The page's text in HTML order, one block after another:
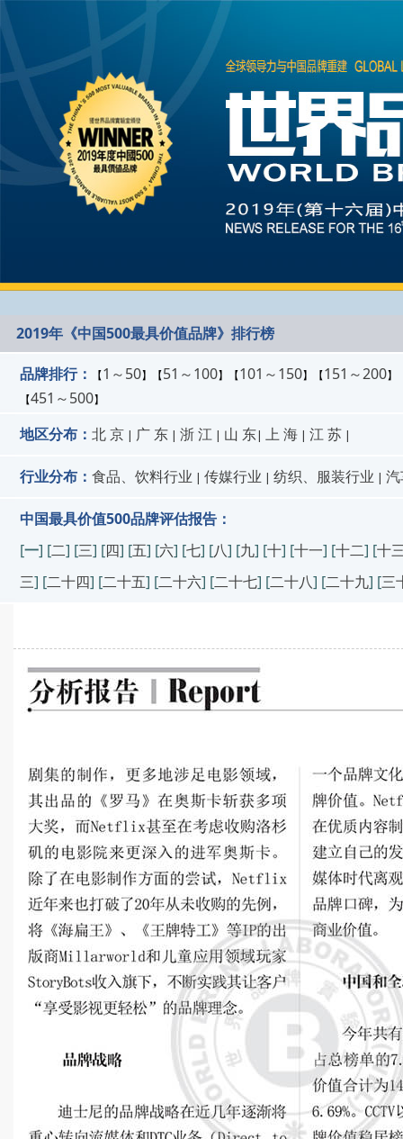
2019年《中国500最具价值品牌》排行榜
品牌排行： 【1～50】【51～100】【101～150】【151～200】
【451～500】
地区分布： 北 京 | 广 东 | 浙 江 | 山 东| 上 海 | 江 苏 |
行业分布： 食品、饮料行业 | 传媒行业 | 纺织、服装行业 |
中国最具价值500品牌评估报告：
[一] [二] [三] [四] [五] [六] [七] [八] [九] [十] [十一] [十二] [十
三] [二十四] [二十五] [二十六] [二十七] [二十八] [二十九] [三